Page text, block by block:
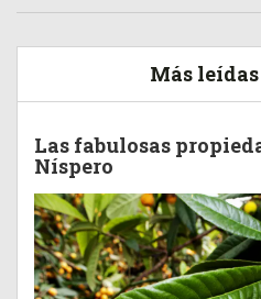
Más leídas
Las fabulosas
Níspero